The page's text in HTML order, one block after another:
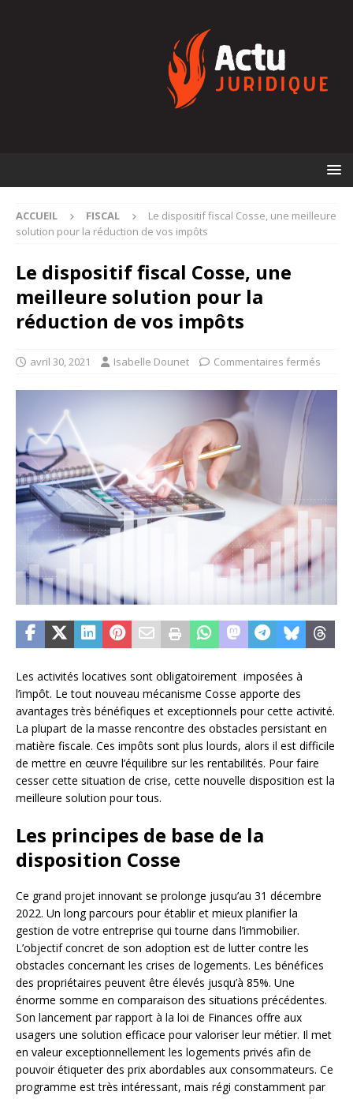
ACCUEIL FISCAL
Le dispositif fiscal Cosse, une meilleure
solution pour la réduction de vos impôts
Le dispositif fiscal Cosse, une
meilleure solution pour la
réduction de vos impôts
avril 30, 2021 Isabelle Dounet Commentaires fermés
Les activités locatives sont obligatoirement imposées à
l’impôt. Le tout nouveau mécanisme Cosse apporte des
avantages très bénéfiques et exceptionnels pour cette activité.
La plupart de la masse rencontre des obstacles persistant en
matière fiscale. Ces impôts sont plus lourds, alors il est difficile
de mettre en œuvre l’équilibre sur les rentabilités. Pour faire
cesser cette situation de crise, cette nouvelle disposition est la
meilleure solution pour tous.
Les principes de base de la
disposition Cosse
Ce grand projet innovant se prolonge jusqu’au 31 décembre
2022. Un long parcours pour établir et mieux planifier la
gestion de votre entreprise qui tourne dans l’immobilier.
L’objectif concret de son adoption est de lutter contre les
obstacles concernant les crises de logements. Les bénéfices
des propriétaires peuvent être élevés jusqu’à 85%. Une
énorme somme en comparaison des situations précédentes.
Son lancement par rapport à la loi de Finances offre aux
usagers une solution efficace pour valoriser leur métier. Il met
en valeur exceptionnellement les logements privés afin de
pouvoir étiqueter des prix abordables aux consommateurs. Ce
programme est très intéressant, mais régi constamment par